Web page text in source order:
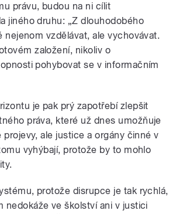
právu, budou na ni cílit
jiného druhu: „Z dlouhodobého
nejenom vzdělávat, ale vychovávat.
založení, nikoliv o
pohybovat se v informačním
je pak prý zapotřebí zlepšit
práva, které už dnes umožňuje
ale justice a orgány činné v
vyhýbají, protože by to mohlo
protože disrupce je tak rychlá,
nedokáže ve školství ani v justici